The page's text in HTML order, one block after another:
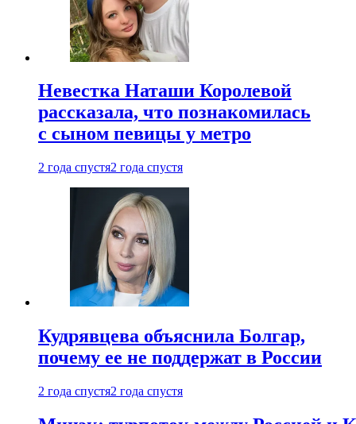
Невестка Наташи Королевой
рассказала, что познакомилась
с сыном певицы у метро
2 года спустя2 года спустя
Кудрявцева объяснила Болгар,
почему ее не поддержат в России
2 года спустя2 года спустя